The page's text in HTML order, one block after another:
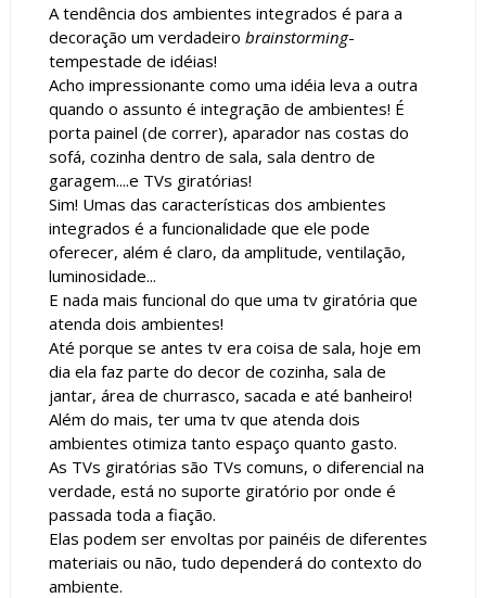
A tendência dos ambientes integrados é para a
decoração um verdadeiro brainstorming-
tempestade de idéias!
Acho impressionante como uma idéia leva a outra
quando o assunto é integração de ambientes! É
porta painel (de correr), aparador nas costas do
sofá, cozinha dentro de sala, sala dentro de
garagem....e TVs giratórias!
Sim! Umas das características dos ambientes
integrados é a funcionalidade que ele pode
oferecer, além é claro, da amplitude, ventilação,
luminosidade...
E nada mais funcional do que uma tv giratória que
atenda dois ambientes!
Até porque se antes tv era coisa de sala, hoje em
dia ela faz parte do decor de cozinha, sala de
jantar, área de churrasco, sacada e até banheiro!
Além do mais, ter uma tv que atenda dois
ambientes otimiza tanto espaço quanto gasto.
As TVs giratórias são TVs comuns, o diferencial na
verdade, está no suporte giratório por onde é
passada toda a fiação.
Elas podem ser envoltas por painéis de diferentes
materiais ou não, tudo dependerá do contexto do
ambiente.